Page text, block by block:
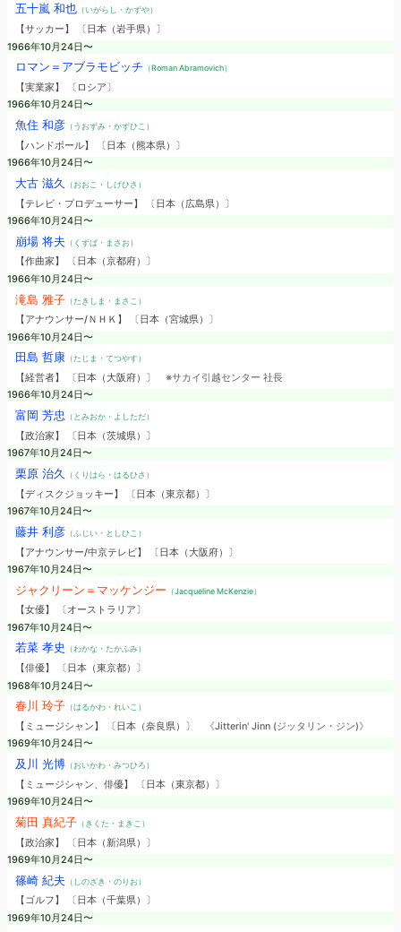
五十嵐 和也（いがらし・かずや）
【サッカー】 〔日本（岩手県）〕
1966年10月24日〜
ロマン＝アブラモビッチ （Roman Abramovich）
【実業家】 〔ロシア〕
1966年10月24日〜
魚住 和彦（うおずみ・かずひこ）
【ハンドボール】 〔日本（熊本県）〕
1966年10月24日〜
大古 滋久 （おおこ・しげひさ）
【テレビ・プロデューサー】 〔日本（広島県）〕
1966年10月24日〜
崩場 将夫 （くずば・まさお）
【作曲家】 〔日本（京都府）〕
1966年10月24日〜
滝島 雅子（たきしま・まさこ）
【アナウンサー/ＮＨＫ】 〔日本（宮城県）〕
1966年10月24日〜
田島 哲康（たじま・てつやす）
【経営者】 〔日本（大阪府）〕 ※サカイ引越センター 社長
1966年10月24日〜
富岡 芳忠 （とみおか・よしただ）
【政治家】 〔日本（茨城県）〕
1967年10月24日〜
栗原 治久 （くりはら・はるひさ）
【ディスクジョッキー】 〔日本（東京都）〕
1967年10月24日〜
藤井 利彦（ふじい・としひこ）
【アナウンサー/中京テレビ】 〔日本（大阪府）〕
1967年10月24日〜
ジャクリーン＝マッケンジー （Jacqueline McKenzie）
【女優】 〔オーストラリア〕
1967年10月24日〜
若菜 孝史 （わかな・たかふみ）
【俳優】 〔日本（東京都）〕
1968年10月24日〜
春川 玲子（はるかわ・れいこ）
【ミュージシャン】 〔日本（奈良県）〕
《Jitterin' Jinn (ジッタリン・ジン)》
1969年10月24日〜
及川 光博（おいかわ・みつひろ）
【ミュージシャン、俳優】 〔日本（東京都）〕
1969年10月24日〜
菊田 真紀子（きくた・まきこ）
【政治家】 〔日本（新潟県）〕
1969年10月24日〜
篠崎 紀夫 （しのざき・のりお）
【ゴルフ】 〔日本（千葉県）〕
1969年10月24日〜